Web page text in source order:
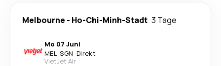
Melbourne - Ho-Chi-Minh-Stadt 3 Tage
Mo 07 Juni
MEL-SGN· Direkt
VietJet Air